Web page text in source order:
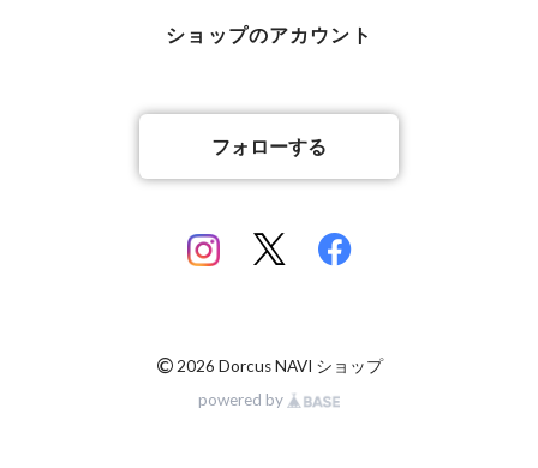
香川県丸亀市綾歌町産
山梨県北杜市明野町産
佐賀県神埼郡産
ショップのアカウント
フォローする
© 2026 Dorcus NAVI ショップ
powered by